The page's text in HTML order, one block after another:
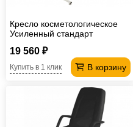
компьютер
для
ванной
Мебель
трансформер
Матрасы
Кресла-
Кресло косметологическое
Усиленный стандарт
19 560 ₽
В корзину
Купить в 1 клик